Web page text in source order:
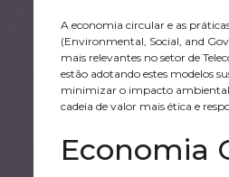
A economia circular e as
(Environmental, Social, and
mais relevantes no setor de
estão adotando estes modelos
minimizar o impacto
cadeia de valor mais ética e
Economia